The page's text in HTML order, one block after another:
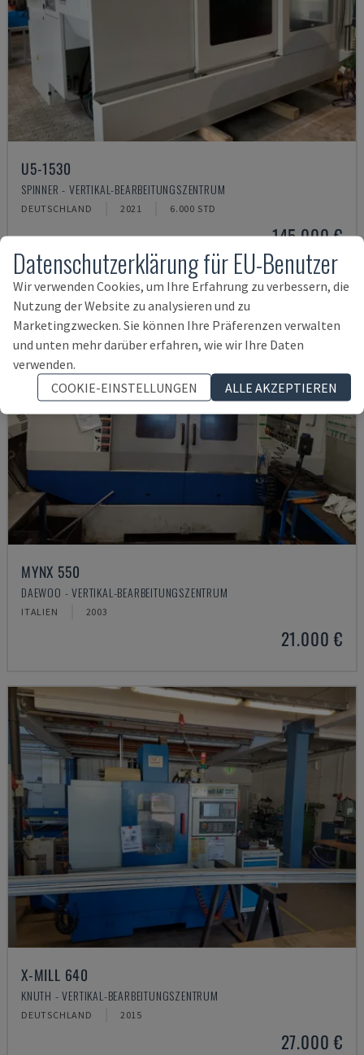
U5-1530
SPINNER - VERTIKAL-BEARBEITUNGSZENTRUM
DEUTSCHLAND 2021 6.000 STD
145.000 €
MYNX 550
DAEWOO - VERTIKAL-BEARBEITUNGSZENTRUM
ITALIEN 2003
21.000 €
X-MILL 640
KNUTH - VERTIKAL-BEARBEITUNGSZENTRUM
DEUTSCHLAND 2015
27.000 €
Datenschutzerklärung für EU-Benutzer
Wir verwenden Cookies, um Ihre Erfahrung zu verbessern, die
Nutzung der Website zu analysieren und zu
Marketingzwecken. Sie können Ihre Präferenzen verwalten
und unten mehr darüber erfahren, wie wir Ihre Daten
verwenden.
COOKIE-EINSTELLUNGEN
ALLE AKZEPTIEREN